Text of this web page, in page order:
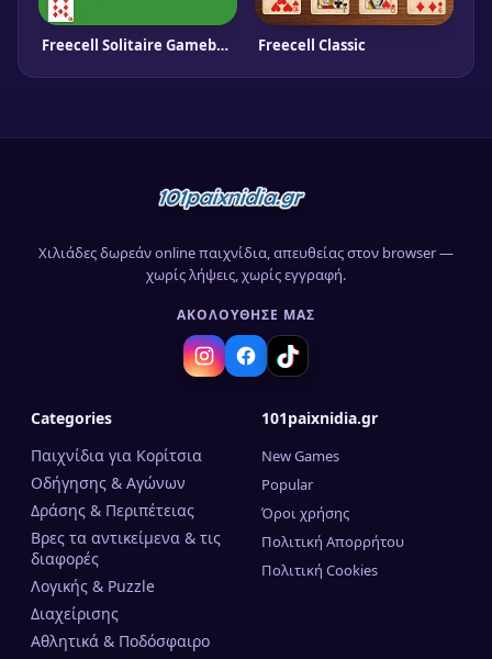
Freecell Solitaire Gameboss Freecell Classic
Χιλιάδες δωρεάν online παιχνίδια, απευθείας στον browser —
χωρίς λήψεις, χωρίς εγγραφή.
ΑΚΟΛΟΎΘΗΣΈ ΜΑΣ
Categories
Παιχνίδια για Κορίτσια
Οδήγησης & Αγώνων
Δράσης & Περιπέτειας
Βρες τα αντικείμενα & τις
διαφορές
Λογικής & Puzzle
Διαχείρισης
Αθλητικά & Ποδόσφαιρο
101paixnidia.gr
New Games
Popular
Όροι χρήσης
Πολιτική Απορρήτου
Πολιτική Cookies